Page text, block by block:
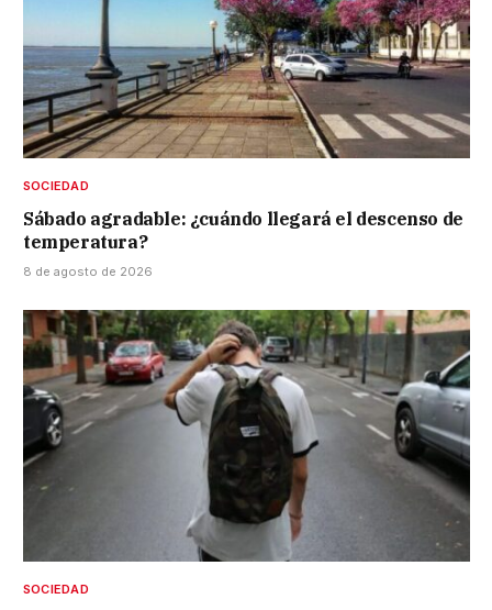
SOCIEDAD
Sábado agradable: ¿cuándo llegará el descenso de
temperatura?
8 de agosto de 2026
SOCIEDAD